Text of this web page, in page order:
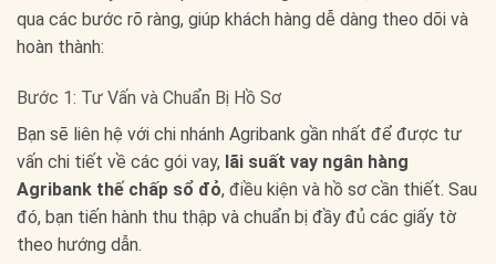
qua các bước rõ ràng, giúp khách hàng dễ dàng theo dõi và
hoàn thành:
Bước 1: Tư Vấn và Chuẩn Bị Hồ Sơ
Bạn sẽ liên hệ với chi nhánh Agribank gần nhất để được tư
vấn chi tiết về các gói vay, lãi suất vay ngân hàng
Agribank thế chấp sổ đỏ, điều kiện và hồ sơ cần thiết. Sau
đó, bạn tiến hành thu thập và chuẩn bị đầy đủ các giấy tờ
theo hướng dẫn.